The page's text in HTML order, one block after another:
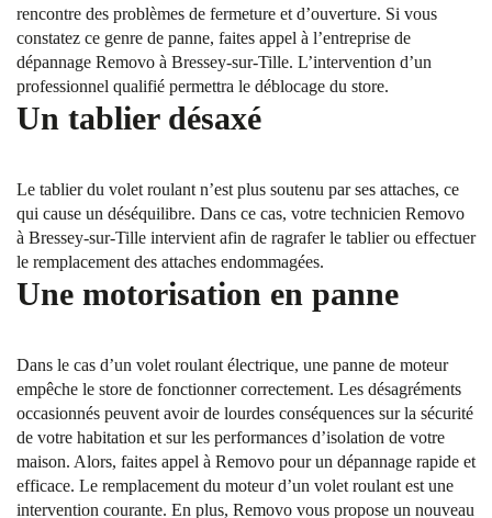
rencontre des problèmes de fermeture et d’ouverture. Si vous
constatez ce genre de panne, faites appel à l’entreprise de
dépannage Removo à Bressey-sur-Tille. L’intervention d’un
professionnel qualifié permettra le déblocage du store.
Un tablier désaxé
Le tablier du volet roulant n’est plus soutenu par ses attaches, ce
qui cause un déséquilibre. Dans ce cas, votre technicien Removo
à Bressey-sur-Tille intervient afin de ragrafer le tablier ou effectuer
le remplacement des attaches endommagées.
Une motorisation en panne
Dans le cas d’un volet roulant électrique, une panne de moteur
empêche le store de fonctionner correctement. Les désagréments
occasionnés peuvent avoir de lourdes conséquences sur la sécurité
de votre habitation et sur les performances d’isolation de votre
maison. Alors, faites appel à Removo pour un dépannage rapide et
efficace. Le remplacement du moteur d’un volet roulant est une
intervention courante. En plus, Removo vous propose un nouveau